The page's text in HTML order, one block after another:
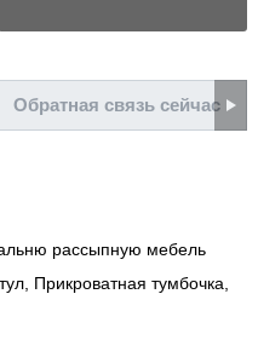
Обратная связь сейчас
рассыпную мебель
Прикроватная тумбочка,